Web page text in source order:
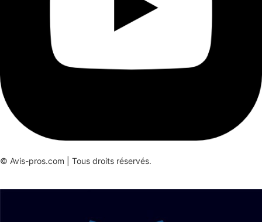
© Avis-pros.com | Tous droits réservés.